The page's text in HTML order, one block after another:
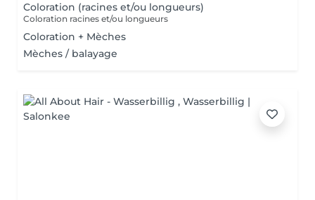
Coloration (racines et/ou longueurs)
Coloration racines et/ou longueurs
Coloration + Mèches
Mèches / balayage